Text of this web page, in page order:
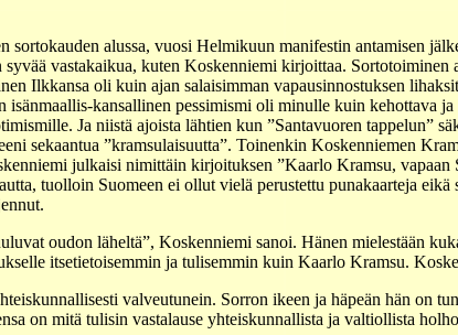
alussa, vuosi Helmikuun manifestin antamisen
vastakaikua, kuten Koskenniemi kirjoittaa. Sortotoiminen
Ilkkansa oli kuin ajan salaisimman vapausinnostuksen
isänmaallis-kansallinen pessimismi oli minulle kuin kehottava ja
Ja niistä ajoista lähtien kun ”Santavuoren tappelun”
sekaantua ”kramsulaisuutta”. Toinenkin Koskenniemen
julkaisi nimittäin kirjoituksen ”Kaarlo Kramsu, vapaan
tuolloin Suomeen ei ollut vielä perustettu punakaarteja eikä
oudon läheltä”, Koskenniemi sanoi. Hänen mielestään
itsetietoisemmin ja tulisemmin kuin Kaarlo Kramsu.
valveutunein. Sorron ikeen ja häpeän hän on
on mitä tulisin vastalause yhteiskunnallista ja valtiollista